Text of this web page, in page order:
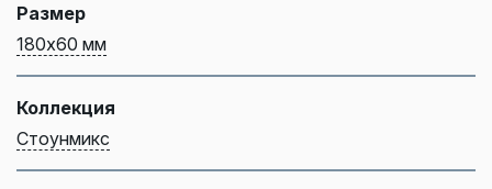
Размер
180х60 мм
Коллекция
Стоунмикс